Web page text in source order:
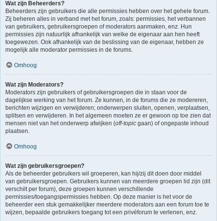
Wat zijn Beheerders?
Beheerders zijn gebruikers die alle permissies hebben over het gehele forum.
Zij beheren alles in verband met het forum, zoals: permissies, het verbannen
van gebruikers, gebruikersgroepen of moderators aanmaken, enz. Hun
permissies zijn natuurlijk afhankelijk van welke de eigenaar aan hen heeft
toegewezen. Ook afhankelijk van de beslissing van de eigenaar, hebben ze
mogelijk alle moderator permissies in de forums.
Omhoog
Wat zijn Moderators?
Moderators zijn gebruikers of gebruikersgroepen die in staan voor de
dagelijkse werking van het forum. Ze kunnen, in de forums die ze modereren,
berichten wijzigen en verwijderen; onderwerpen sluiten, openen, verplaatsen,
splitsen en verwijderen. In het algemeen moeten ze er gewoon op toe zien dat
mensen niet van het onderwerp afwijken (off-topic gaan) of ongepaste inhoud
plaatsen.
Omhoog
Wat zijn gebruikersgroepen?
Als de beheerder gebruikers wil groeperen, kan hij/zij dit doen door middel
van gebruikersgroepen. Gebruikers kunnen van meerdere groepen lid zijn (dit
verschilt per forum), deze groepen kunnen verschillende
permissies/toegangspermissies hebben. Op deze manier is het voor de
beheerder een stuk gemakkelijker meerdere moderators aan een forum toe te
wijzen, bepaalde gebruikers toegang tot een privéforum te verlenen, enz.